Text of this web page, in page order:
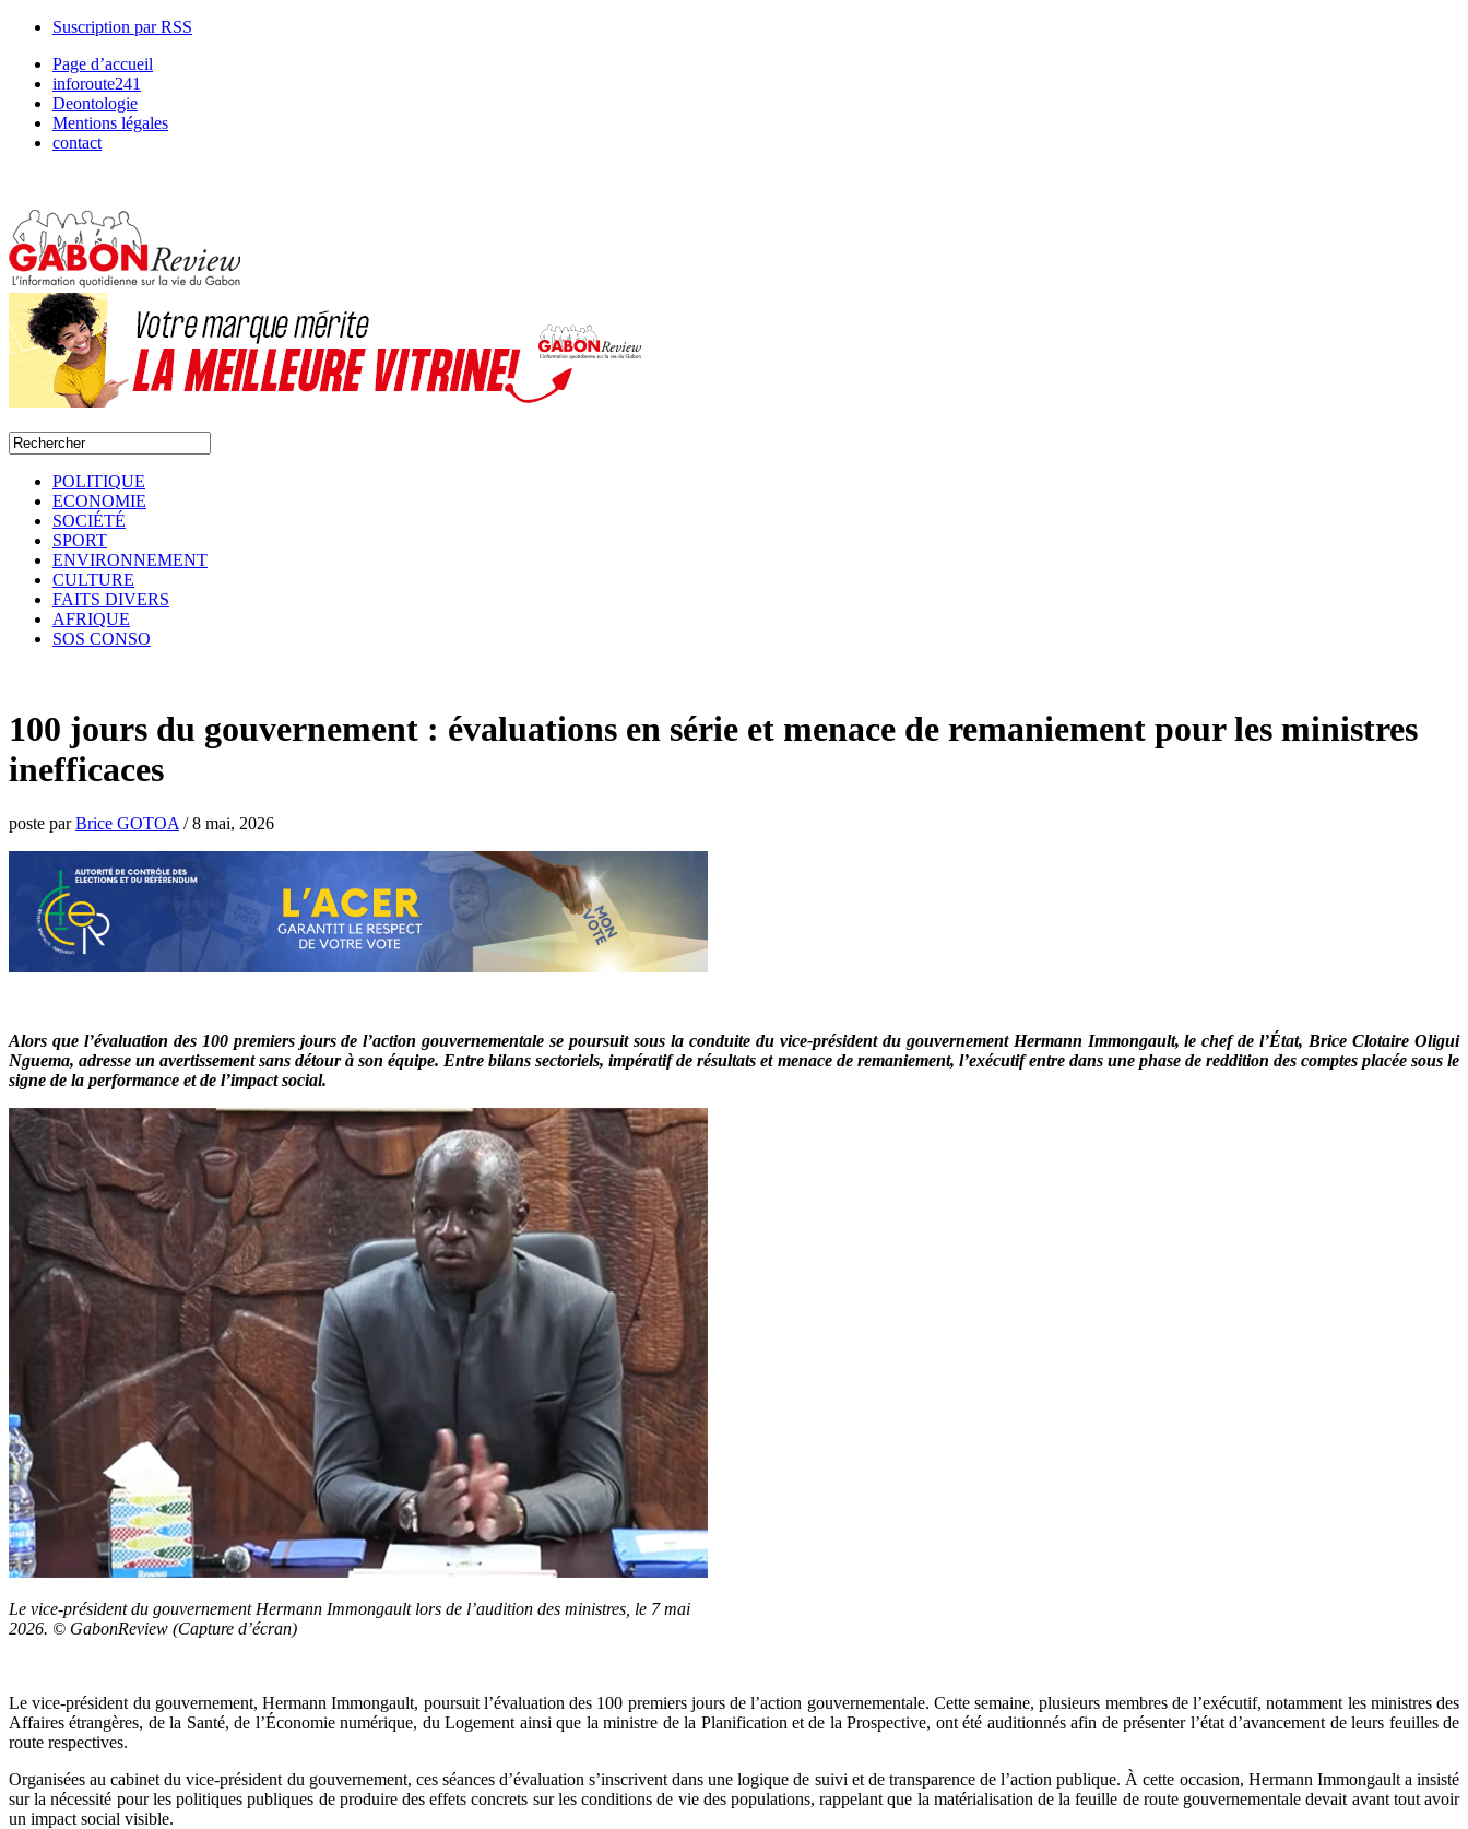
Suscription par RSS
Page d’accueil
inforoute241
Deontologie
Mentions légales
contact
POLITIQUE
ECONOMIE
SOCIÉTÉ
SPORT
ENVIRONNEMENT
CULTURE
FAITS DIVERS
AFRIQUE
SOS CONSO
100 jours du gouvernement : évaluations en série et menace de remaniement pour les ministres
inefficaces
poste parBrice GOTOA /8 mai, 2026
Alors que l’évaluation des 100 premiers jours de l’action gouvernementale se poursuit sous la conduite du vice-président du gouvernement Hermann Immongault, le chef de l’État, Brice Clotaire Oligui
Nguema, adresse un avertissement sans détour à son équipe. Entre bilans sectoriels, impératif de résultats et menace de remaniement, l’exécutif entre dans une phase de reddition des comptes placée sous le
signe de la performance et de l’impact social.
Le vice-président du gouvernement Hermann Immongault lors de l’audition des ministres, le 7 mai
2026. © GabonReview (Capture d’écran)
Le vice-président du gouvernement, Hermann Immongault, poursuit l’évaluation des 100 premiers jours de l’action gouvernementale. Cette semaine, plusieurs membres de l’exécutif, notamment les ministres des
Affaires étrangères, de la Santé, de l’Économie numérique, du Logement ainsi que la ministre de la Planification et de la Prospective, ont été auditionnés afin de présenter l’état d’avancement de leurs feuilles de
route respectives.
Organisées au cabinet du vice-président du gouvernement, ces séances d’évaluation s’inscrivent dans une logique de suivi et de transparence de l’action publique. À cette occasion, Hermann Immongault a insisté
sur la nécessité pour les politiques publiques de produire des effets concrets sur les conditions de vie des populations, rappelant que la matérialisation de la feuille de route gouvernementale devait avant tout avoir
un impact social visible.